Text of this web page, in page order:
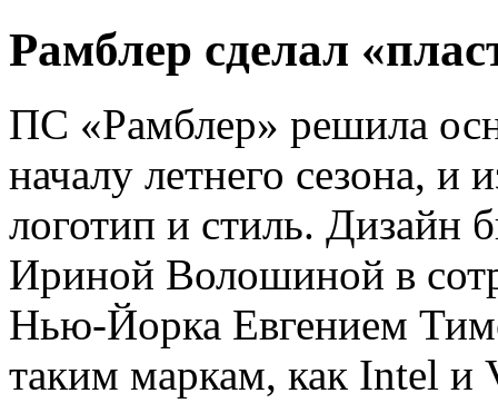
Рамблер сделал
ПС «Рамблер» решила
началу летнего сезона,
логотип и стиль. Дизайн
Ириной Волошиной в
Нью-Йорка Евгением
таким маркам, как Intel и